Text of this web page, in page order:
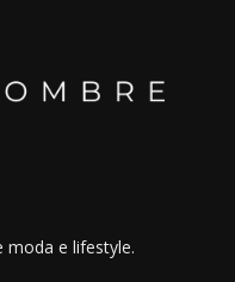
moda e lifestyle.